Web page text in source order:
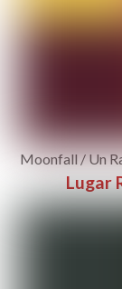
Moonfall / Un
Lugar